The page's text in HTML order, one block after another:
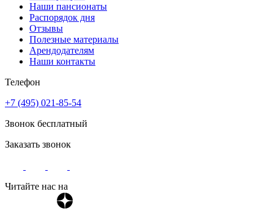
Наши пансионаты
Распорядок дня
Отзывы
Полезные материалы
Арендодателям
Наши контакты
Телефон
+7 (495) 021-85-54
Звонок бесплатный
Заказать звонок
Читайте нас на